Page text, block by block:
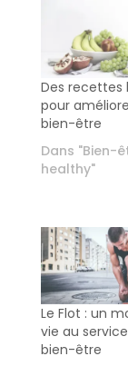
Des recettes
pour
bien-être
Dans "Bien-
healthy"
Le Flot : un
vie au
bien-être